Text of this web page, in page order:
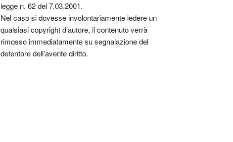
legge n. 62 del 7.03.2001.
Nel caso si dovesse involontariamente ledere un
qualsiasi copyright d’autore, il contenuto verrà
rimosso immediatamente su segnalazione del
detentore dell’avente diritto.